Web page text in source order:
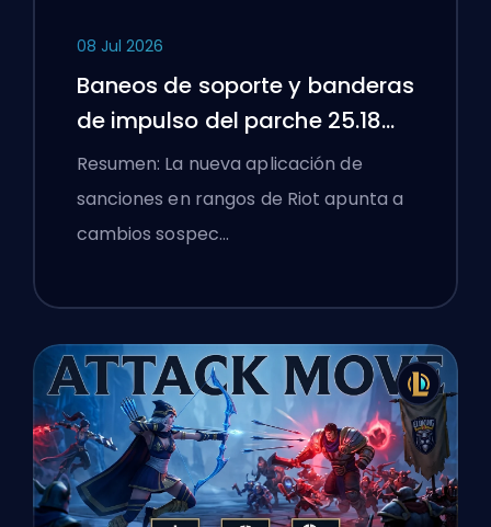
08 Jul 2026
Baneos de soporte y banderas
de impulso del parche 25.18
de League of Legends
Resumen: La nueva aplicación de
sanciones en rangos de Riot apunta a
cambios sospec…